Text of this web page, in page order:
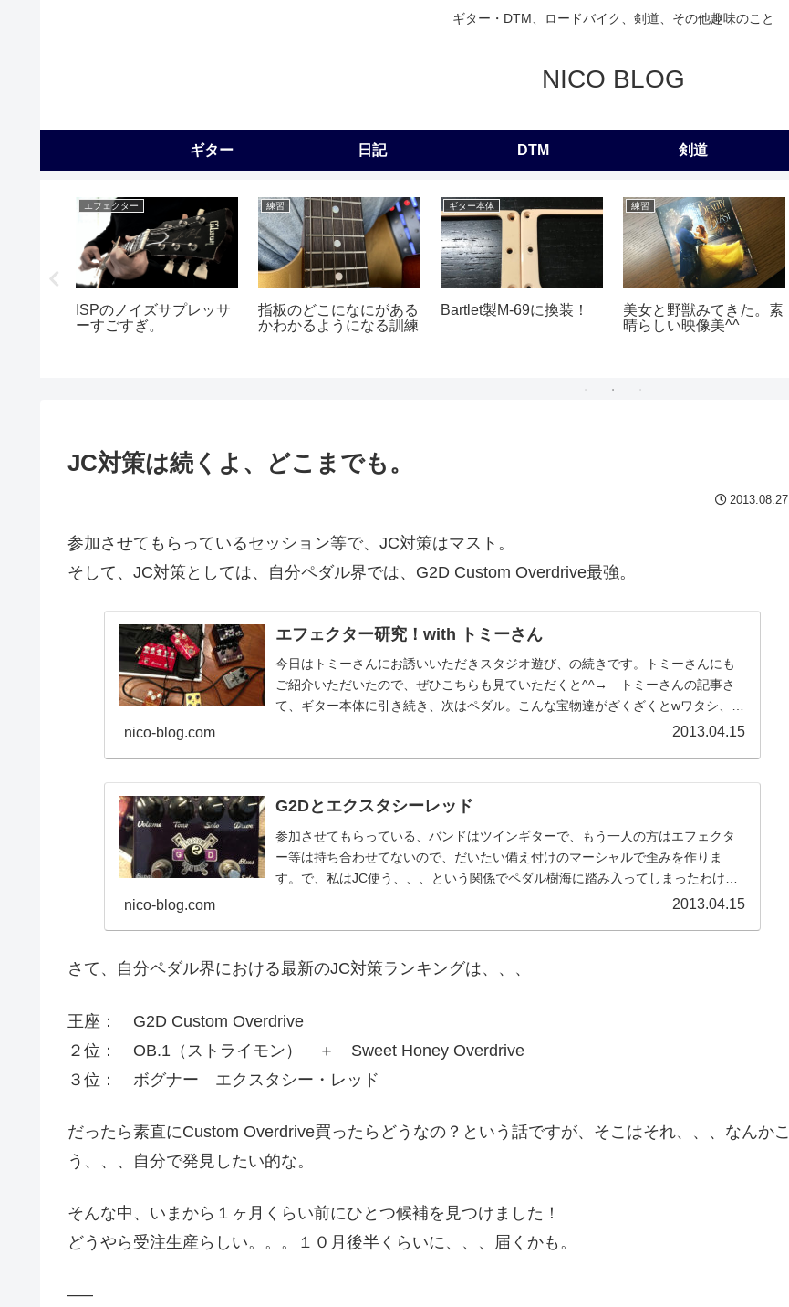
ギター・DTM、ロードバイク、剣道、その他趣味のこと
NICO BLOG
ギター 日記 DTM 剣道
エフェクター
ISPのノイズサプレッサ
ーすごすぎ。
練習
指板のどこになにがある
かわかるようになる訓練
ギター本体
Bartlet製M-69に換装！
練習
美女と野獣みてきた。素
晴らしい映像美^^
JC対策は続くよ、どこまでも。
2013.08.27
参加させてもらっているセッション等で、JC対策はマスト。
そして、JC対策としては、自分ペダル界では、G2D Custom Overdrive最強。
エフェクター研究！with トミーさん
今日はトミーさんにお誘いいただきスタジオ遊び、の続きです。トミーさんにも
ご紹介いただいたので、ぜひこちらも見ていただくと^^→ トミーさんの記事さ
て、ギター本体に引き続き、次はペダル。こんな宝物達がざくざくとwワタシ、実
nico-blog.com 2013.04.15
G2Dとエクスタシーレッド
参加させてもらっている、バンドはツインギターで、もう一人の方はエフェクタ
ー等は持ち合わせてないので、だいたい備え付けのマーシャルで歪みを作りま
す。で、私はJC使う、、、という関係でペダル樹海に踏み入ってしまったわけで
nico-blog.com 2013.04.15
さて、自分ペダル界における最新のJC対策ランキングは、、、
王座： G2D Custom Overdrive
２位： OB.1（ストライモン） ＋ Sweet Honey Overdrive
３位： ボグナー エクスタシー・レッド
だったら素直にCustom Overdrive買ったらどうなの？という話ですが、そこはそれ、、、なんかこ
う、、、自分で発見したい的な。
そんな中、いまから１ヶ月くらい前にひとつ候補を見つけました！
どうやら受注生産らしい。。。１０月後半くらいに、、、届くかも。
—–